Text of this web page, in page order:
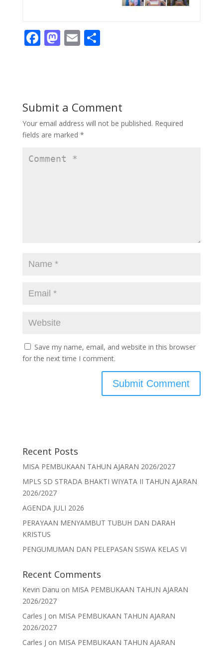
F
o
o
k
M
o
n
E S
Submit a Comment
Your email address will not be published. Required
fields are marked *
Save my name, email, and website in this browser
for the next time I comment.
Recent Posts
MISA PEMBUKAAN TAHUN AJARAN 2026/2027
MPLS SD STRADA BHAKTI WIYATA II TAHUN AJARAN
2026/2027
AGENDA JULI 2026
PERAYAAN MENYAMBUT TUBUH DAN DARAH
KRISTUS
PENGUMUMAN DAN PELEPASAN SISWA KELAS VI
Recent Comments
Kevin Danu on MISA PEMBUKAAN TAHUN AJARAN
2026/2027
Carles J on MISA PEMBUKAAN TAHUN AJARAN
2026/2027
Carles J on MISA PEMBUKAAN TAHUN AJARAN